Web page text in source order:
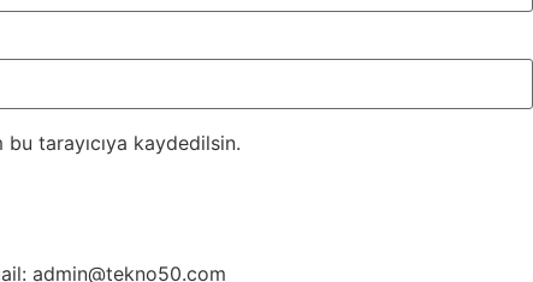
tarayıcıya kaydedilsin.
admin@tekno50.com